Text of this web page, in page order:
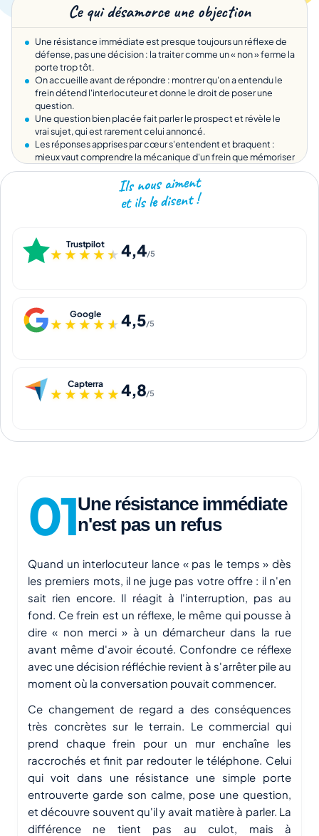
Ce qui désamorce une objection
Une résistance immédiate est presque toujours un réflexe de
défense, pas une décision : la traiter comme un « non » ferme la
porte trop tôt.
On accueille avant de répondre : montrer qu'on a entendu le
frein détend l'interlocuteur et donne le droit de poser une
question.
Une question bien placée fait parler le prospect et révèle le
vrai sujet, qui est rarement celui annoncé.
Les réponses apprises par cœur s'entendent et braquent :
mieux vaut comprendre la mécanique d'un frein que mémoriser
dix répliques.
Ils nous aiment
et ils le disent !
Trustpilot
★★★★★
★★★★★ 4,4/5
Google
★★★★★
★★★★★ 4,5/5
Capterra
★★★★★
★★★★★4,8/5
Une résistance immédiate
n'est pas un refus
Quand un interlocuteur lance « pas le temps » dès
les premiers mots, il ne juge pas votre offre : il n'en
sait rien encore. Il réagit à l'interruption, pas au
fond. Ce frein est un réflexe, le même qui pousse à
dire « non merci » à un démarcheur dans la rue
avant même d'avoir écouté. Confondre ce réflexe
avec une décision réfléchie revient à s'arrêter pile au
moment où la conversation pouvait commencer.
Ce changement de regard a des conséquences
très concrètes sur le terrain. Le commercial qui
prend chaque frein pour un mur enchaîne les
raccrochés et finit par redouter le téléphone. Celui
qui voit dans une résistance une simple porte
entrouverte garde son calme, pose une question,
et découvre souvent qu'il y avait matière à parler. La
différence ne tient pas au culot, mais à